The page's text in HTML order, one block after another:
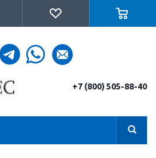
+7 (800) 505-88-40